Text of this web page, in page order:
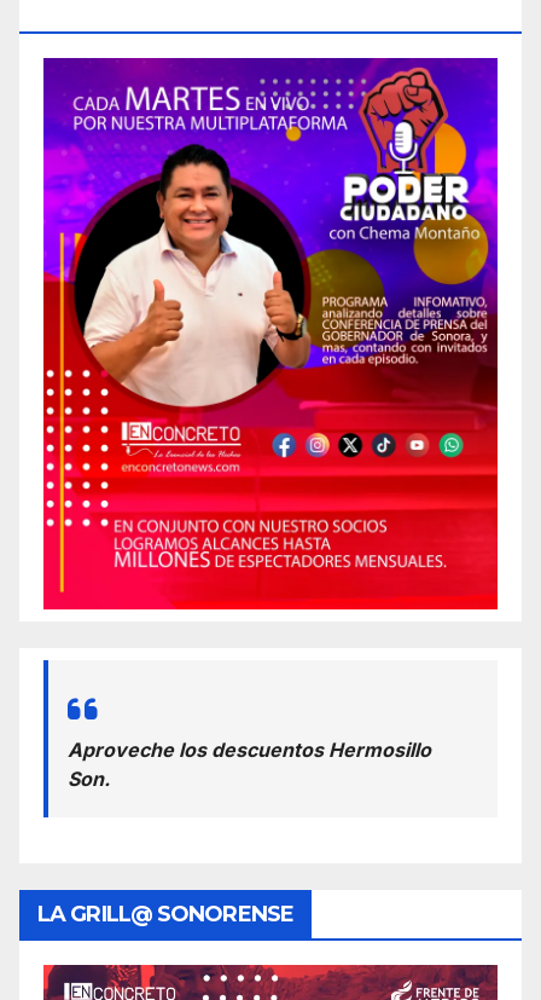
Aproveche los descuentos Hermosillo
Son.
LA GRILL@ SONORENSE